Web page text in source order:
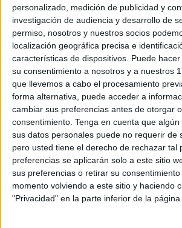
personalizado, medición de publicidad y
investigación de audiencia y desarrollo de
permiso, nosotros y nuestros socios
localización geográfica precisa e
características de dispositivos. Puede
su consentimiento a nosotros y a nuestros
que llevemos a cabo el procesamiento
forma alternativa, puede acceder a
cambiar sus preferencias antes de otorgar
consentimiento. Tenga en cuenta que
sus datos personales puede no requerir de
pero usted tiene el derecho de rechazar tal
preferencias se aplicarán solo a este sitio
sus preferencias o retirar su
momento volviendo a este sitio y haciendo
"Privacidad" en la parte inferior de la página
A él podrá acudir las 24 horas del día y
cargo de realizar llamadas periódicas
ocasiones,la afectadano se dirige a
como ha explicado Cristina Cano, jefa
Atención a la Familia y Mujer(UFAM)
Nacional en la ciudad, en una